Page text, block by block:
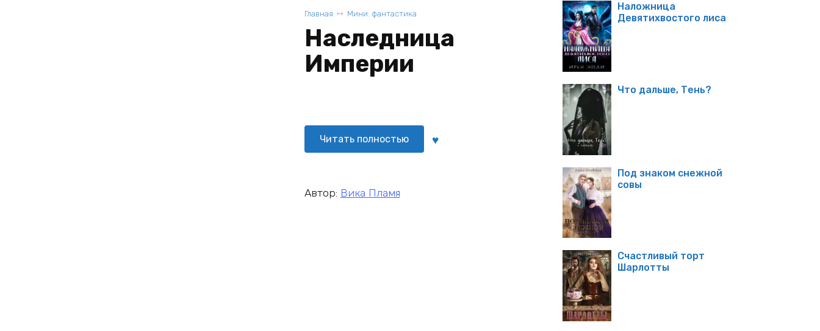
Главная Мини: фантастика
Наследница
Империи
Читать полностью
Автор: Вика Пламя
Наложница
Девятихвостого лиса
Что дальше, Тень?
Под знаком снежной
совы
Счастливый торт
Шарлотты